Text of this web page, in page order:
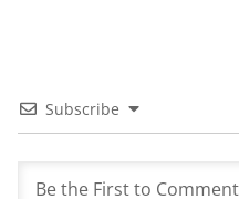
Subscribe